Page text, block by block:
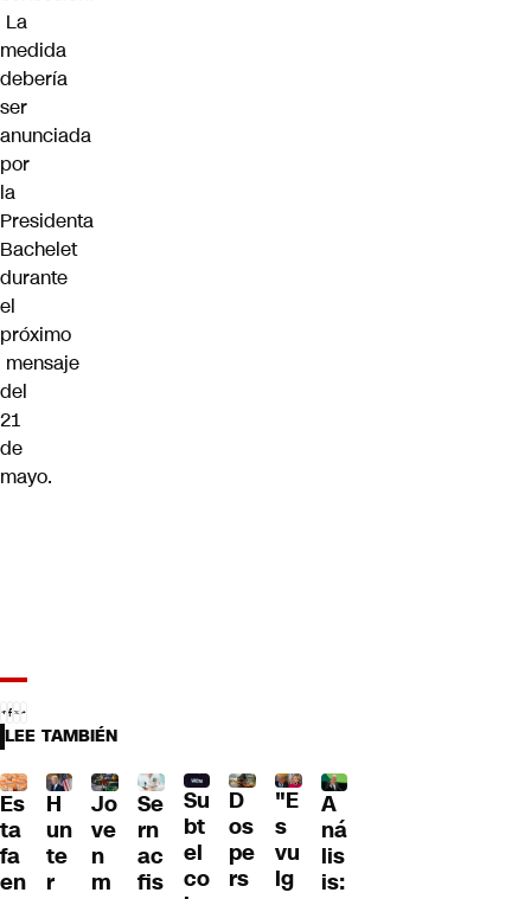
La
medida
debería
ser
anunciada
por
la
Presidenta
Bachelet
durante
el
próximo
mensaje
del
21
de
mayo.
LEE TAMBIÉN
Es
ta
fa
en
H
un
te
r
Jo
ve
n
m
Se
rn
ac
fis
Su
bt
el
co
D
os
pe
rs
"E
s
vu
lg
A
ná
lis
is: